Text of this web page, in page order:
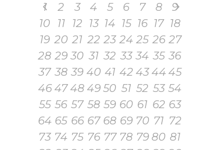
1 2 3 4 5 6 7 8
9
10
11 12 13 14 15 16 17 18
19 20 21 22 23 24 25 26 27
28 29 30 31 32 33 34 35 36
37 38 39 40 41 42 434445
46 474849 50 51 52 53 54
55 56 57 58 59 60 61 62 63
64 65 66 67 68 69 70 71 72
73 74 75 76 77 78 79 80 81